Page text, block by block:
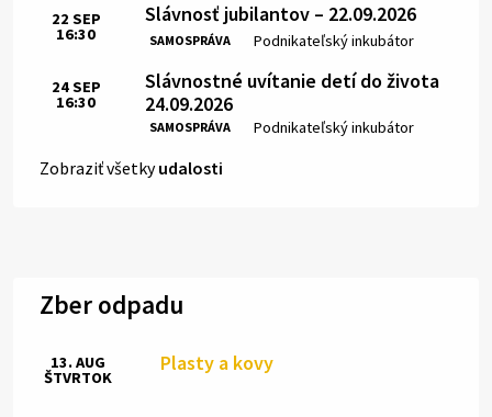
Slávnosť jubilantov – 22.09.2026
SAMOSPRÁVA Miesto:
Podnikateľský inkubátor
Čas:
22 SEP
16:30
Slávnostné uvítanie detí do života
24.09.2026
SAMOSPRÁVA Miesto:
Podnikateľský inkubátor
Čas:
24SEP
16:30
Zobraziť všetkyudalosti
Zber odpadu
Plasty a kovy
13. AUG
ŠTVRTOK